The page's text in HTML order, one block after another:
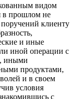
видом
в прошлом не
клиенту
и иные
иной операции с
иными
продуктами,
и в своем
условия
с